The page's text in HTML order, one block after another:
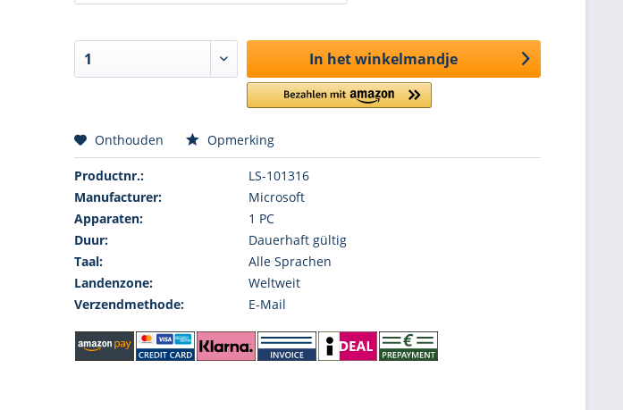
In het winkelmandje
Onthouden Opmerking
Productnr.:
LS-101316
Manufacturer:
Microsoft
Apparaten:
1 PC
Duur:
Dauerhaft gültig
Taal:
Alle Sprachen
Landenzone:
Weltweit
Verzendmethode:
E-Mail